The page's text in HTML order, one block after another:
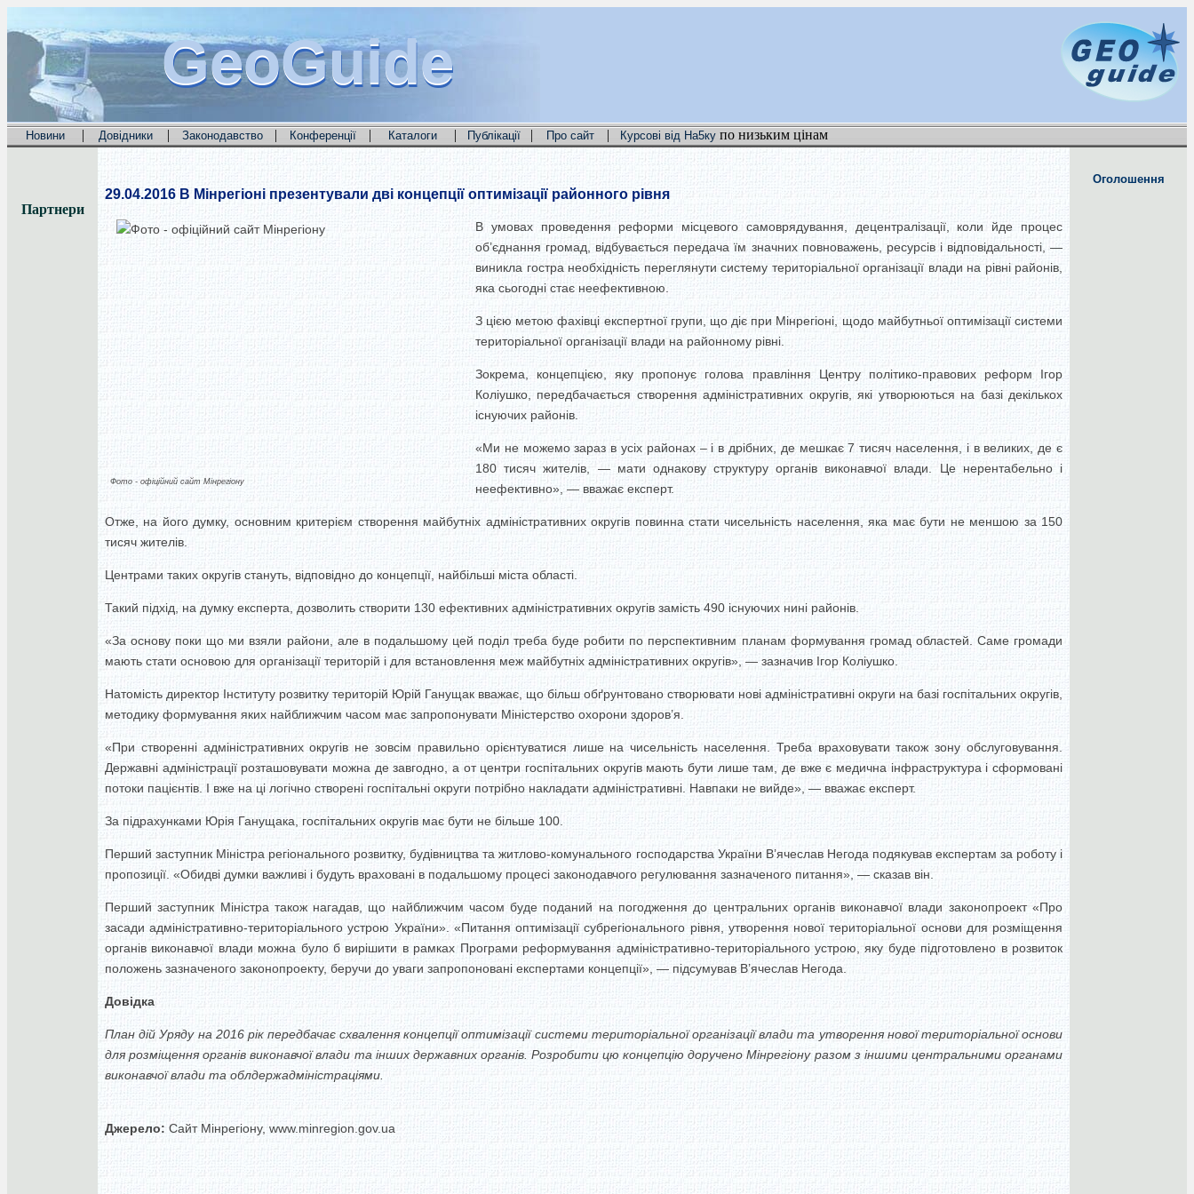
GeoGuide
GeoGuide
GeoGuide
Новини | Довідники | Законодавство | Конференції | Каталоги | Публікації | Про сайт | Курсові від На5ку по низьким цінам
Партнери
29.04.2016 В Мінрегіоні презентували дві концепції оптимізації районного рівня
Фото - офіційний сайт Мінрегіону
В умовах проведення реформи місцевого самоврядування, децентралізації, коли йде процес
об’єднання громад, відбувається передача їм значних повноважень, ресурсів і відповідальності, —
виникла гостра необхідність переглянути систему територіальної організації влади на рівні районів,
яка сьогодні стає неефективною.
З цією метою фахівці експертної групи, що діє при Мінрегіоні, щодо майбутньої оптимізації системи
територіальної організації влади на районному рівні.
Зокрема, концепцією, яку пропонує голова правління Центру політико-правових реформ Ігор
Коліушко, передбачається створення адміністративних округів, які утворюються на базі декількох
існуючих районів.
«Ми не можемо зараз в усіх районах – і в дрібних, де мешкає 7 тисяч населення, і в великих, де є
180 тисяч жителів, — мати однакову структуру органів виконавчої влади. Це нерентабельно і
неефективно», — вважає експерт.
Отже, на його думку, основним критерієм створення майбутніх адміністративних округів повинна стати чисельність населення, яка має бути не меншою за 150
тисяч жителів.
Центрами таких округів стануть, відповідно до концепції, найбільші міста області.
Такий підхід, на думку експерта, дозволить створити 130 ефективних адміністративних округів замість 490 існуючих нині районів.
«За основу поки що ми взяли райони, але в подальшому цей поділ треба буде робити по перспективним планам формування громад областей. Саме громади
мають стати основою для організації територій і для встановлення меж майбутніх адміністративних округів», — зазначив Ігор Коліушко.
Натомість директор Інституту розвитку територій Юрій Ганущак вважає, що більш обґрунтовано створювати нові адміністративні округи на базі госпітальних округів,
методику формування яких найближчим часом має запропонувати Міністерство охорони здоров’я.
«При створенні адміністративних округів не зовсім правильно орієнтуватися лише на чисельність населення. Треба враховувати також зону обслуговування.
Державні адміністрації розташовувати можна де завгодно, а от центри госпітальних округів мають бути лише там, де вже є медична інфраструктура і сформовані
потоки пацієнтів. І вже на ці логічно створені госпітальні округи потрібно накладати адміністративні. Навпаки не вийде», — вважає експерт.
За підрахунками Юрія Ганущака, госпітальних округів має бути не більше 100.
Перший заступник Міністра регіонального розвитку, будівництва та житлово-комунального господарства України В’ячеслав Негода подякував експертам за роботу і
пропозиції. «Обидві думки важливі і будуть враховані в подальшому процесі законодавчого регулювання зазначеного питання», — сказав він.
Перший заступник Міністра також нагадав, що найближчим часом буде поданий на погодження до центральних органів виконавчої влади законопроект «Про
засади адміністративно-територіального устрою України». «Питання оптимізації субрегіонального рівня, утворення нової територіальної основи для розміщення
органів виконавчої влади можна було б вирішити в рамках Програми реформування адміністративно-територіального устрою, яку буде підготовлено в розвиток
положень зазначеного законопроекту, беручи до уваги запропоновані експертами концепції», — підсумував В’ячеслав Негода.
Довідка
План дій Уряду на 2016 рік передбачає схвалення концепції оптимізації системи територіальної організації влади та утворення нової територіальної основи
для розміщення органів виконавчої влади та інших державних органів. Розробити цю концепцію доручено Мінрегіону разом з іншими центральними органами
виконавчої влади та облдержадміністраціями.
Джерело: Сайт Мінрегіону, www.minregion.gov.ua
Оголошення